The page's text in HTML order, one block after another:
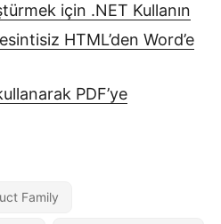
için .NET Kullanın
HTML’den Word’e
PDF’ye
Family